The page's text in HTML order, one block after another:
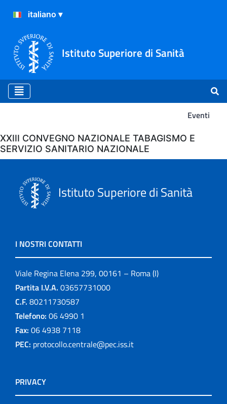
Istituto Superiore di Sanità
Eventi
Eventi
XXIII CONVEGNO NAZIONALE TABAGISMO E
SERVIZIO SANITARIO NAZIONALE
Istituto Superiore di Sanità
I NOSTRI CONTATTI
Viale Regina Elena 299, 00161 – Roma (I)
Partita I.V.A. 03657731000
C.F. 80211730587
Telefono: 06 4990 1
Fax: 06 4938 7118
PEC: protocollo.centrale@pec.iss.it
PRIVACY